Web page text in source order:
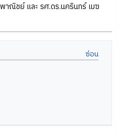
ณิชย์ และ รศ.ดร.นครินทร์ เมฆ